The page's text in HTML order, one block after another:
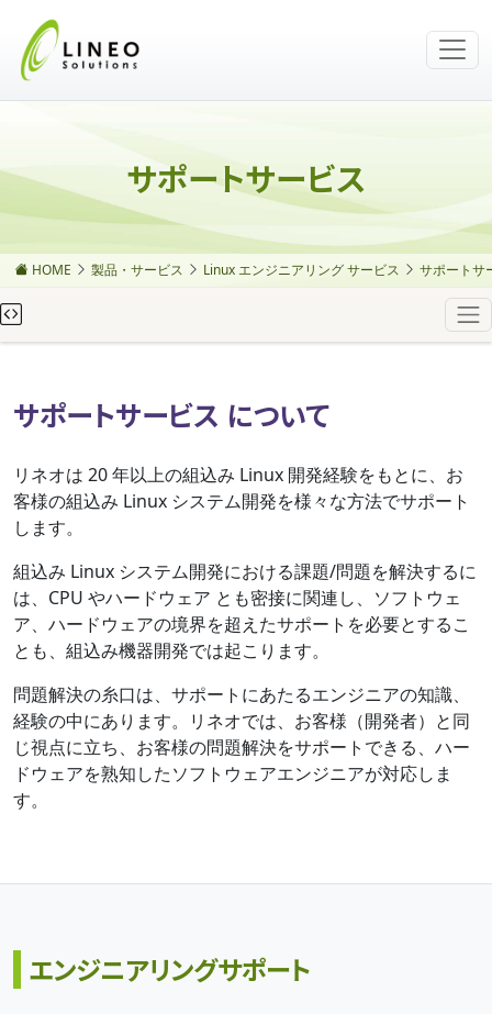
サポートサービス
HOME 製品・サービス Linux エンジニアリング サービス サポートサ
サポートサービス について
リネオは 20 年以上の組込み Linux 開発経験をもとに、お
客様の組込み Linux システム開発を様々な方法でサポート
します。
組込み Linux システム開発における課題/問題を解決するに
は、CPU やハードウェア とも密接に関連し、ソフトウェ
ア、ハードウェアの境界を超えたサポートを必要とするこ
とも、組込み機器開発では起こります。
問題解決の糸口は、サポートにあたるエンジニアの知識、
経験の中にあります。リネオでは、お客様（開発者）と同
じ視点に立ち、お客様の問題解決をサポートできる、ハー
ドウェアを熟知したソフトウェアエンジニアが対応しま
す。
エンジニアリングサポート